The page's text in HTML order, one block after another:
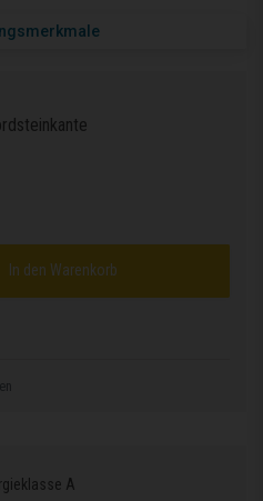
In den Warenkorb
A